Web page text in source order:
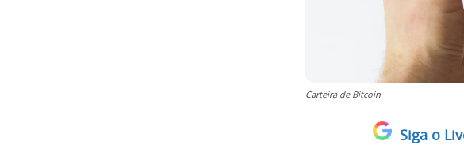
Carteira de Bitcoin
Siga o